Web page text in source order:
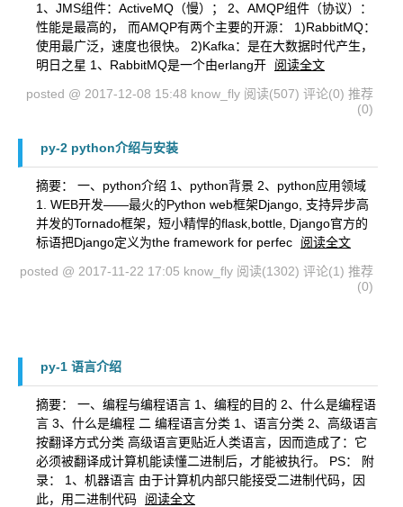
1、JMS组件：ActiveMQ（慢）； 2、AMQP组件（协议）：
性能是最高的， 而AMQP有两个主要的开源： 1)RabbitMQ：
使用最广泛，速度也很快。 2)Kafka：是在大数据时代产生，
明日之星 1、RabbitMQ是一个由erlang开
阅读全文
posted @ 2017-12-08 15:48 know_fly 阅读(507) 评论(0) 推荐
(0)
py-2 python介绍与安装
摘要： 一、python介绍 1、python背景 2、python应用领域
1. WEB开发——最火的Python web框架Django, 支持异步高
并发的Tornado框架，短小精悍的flask,bottle, Django官方的
标语把Django定义为the framework for perfec
阅读全文
posted @ 2017-11-22 17:05 know_fly 阅读(1302) 评论(1) 推荐
(0)
py-1 语言介绍
摘要： 一、编程与编程语言 1、编程的目的 2、什么是编程语
言 3、什么是编程 二 编程语言分类 1、语言分类 2、高级语言
按翻译方式分类 高级语言更贴近人类语言，因而造成了：它
必须被翻译成计算机能读懂二进制后，才能被执行。 PS： 附
录： 1、机器语言 由于计算机内部只能接受二进制代码，因
此，用二进制代码
阅读全文